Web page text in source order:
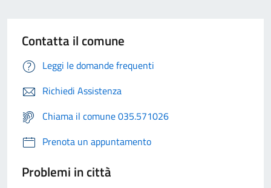
Contatta il comune
Leggi le domande frequenti
Richiedi Assistenza
Chiama il comune 035.571026
Prenota un appuntamento
Problemi in città